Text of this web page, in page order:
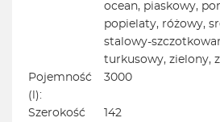
ocean, piaskowy,
popielaty, różowy,
stalowy-
turkusowy, zielony,
Pojemność
(l):
3000
Szerokość
142